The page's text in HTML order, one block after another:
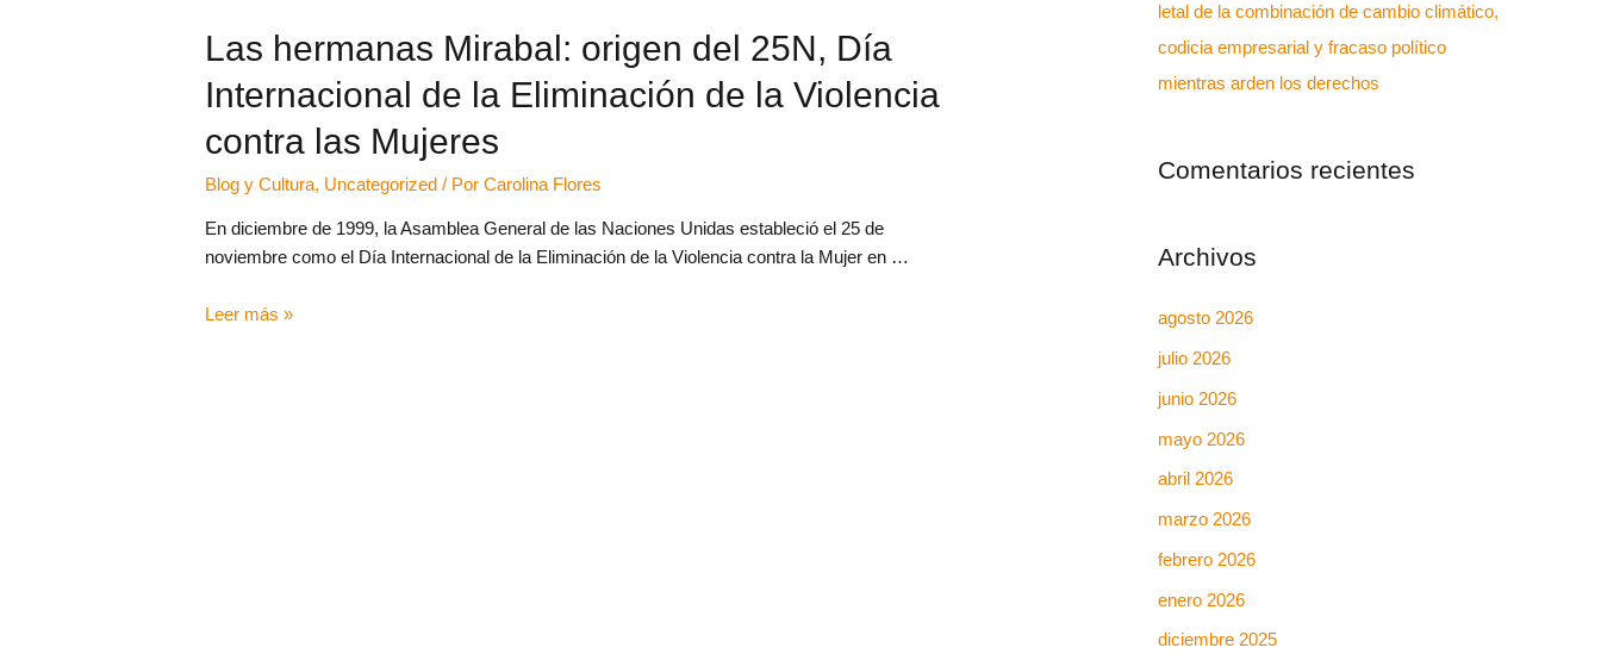
Las hermanas Mirabal: origen del 25N, Día
Internacional de la Eliminación de la Violencia
contra las Mujeres
Blog y Cultura, Uncategorized / PorCarolina Flores
En diciembre de 1999, la Asamblea General de las Naciones Unidas estableció el 25 de
noviembre como el Día Internacional de la Eliminación de la Violencia contra la Mujer en …
Leer más »
letal de la combinación de cambio climático,
codicia empresarial y fracaso político
mientras arden los derechos
Comentarios recientes
Archivos
agosto 2026
julio 2026
junio 2026
mayo 2026
abril 2026
marzo 2026
febrero 2026
enero 2026
diciembre 2025